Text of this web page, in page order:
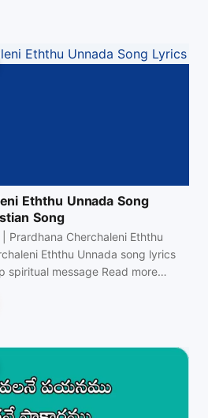
Eththu Unnada Song
Song
Prardhana Cherchaleni Eththu
Eththu Unnada song lyrics
spiritual message Read more…